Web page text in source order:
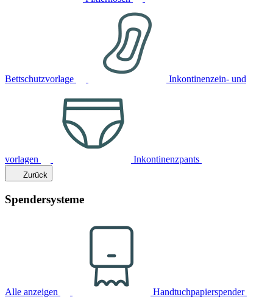
Bettschutzvorlage Inkontinenzein- und
vorlagen Inkontinenzpants
Zurück
Spendersysteme
Alle anzeigen Handtuchpapierspender